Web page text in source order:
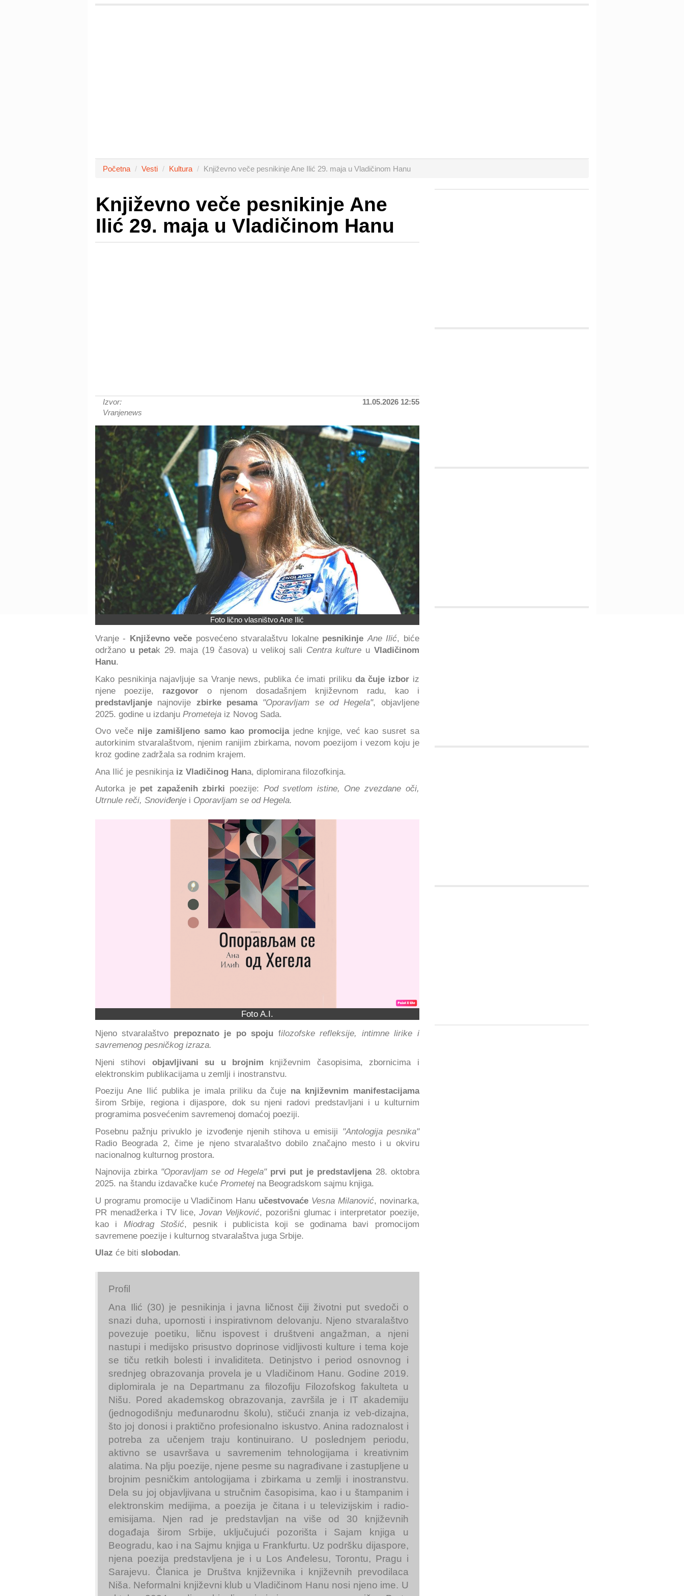
Početna Vesti Kultura Književno veče pesnikinje Ane Ilić 29. maja u Vladičinom Hanu
Književno veče pesnikinje Ane
Ilić 29. maja u Vladičinom Hanu
Izvor:
Vranjenews
11.05.2026 12:55
Foto lično vlasništvo Ane Ilić
Vranje - Književno veče posvećeno stvaralaštvu lokalnepesnikinje Ane Ilić, biće
održano u petak 29. maja (19 časova) u velikoj sali Centra kulture u Vladičinom
Hanu.
Kako pesnikinja najavljuje sa Vranje news, publika će imati priliku da čuje izbor iz
njene poezije, razgovoro njenom dosadašnjem književnom radu, kao i
predstavljanje najnovije zbirke pesama "Oporavljam se od Hegela", objavljene
2025. godine u izdanju Prometeja iz Novog Sada.
Ovo veče nije zamišljeno samo kao promocijajedne knjige, već kao susret sa
autorkinim stvaralaštvom, njenim ranijim zbirkama, novom poezijom i vezom koju je
kroz godine zadržala sa rodnim krajem.
Ana Ilić je pesnikinja iz Vladičinog Hana, diplomirana filozofkinja.
Autorka je pet zapaženih zbirki poezije: Pod svetlom istine, One zvezdane oči,
Utrnule reči, Snoviđenje i Oporavljam se od Hegela.
Foto A.I.
Njeno stvaralaštvo prepoznato je po spoju filozofske refleksije, intimne lirike i
savremenog pesničkog izraza.
Njeni stihovi objavljivani su u brojnim književnim časopisima, zbornicima i
elektronskim publikacijama u zemlji i inostranstvu.
Poeziju Ane Ilić publika je imala priliku da čuje na književnim manifestacijama
širom Srbije, regiona i dijaspore, dok su njeni radovi predstavljani i u kulturnim
programima posvećenim savremenoj domaćoj poeziji.
Posebnu pažnju privuklo je izvođenje njenih stihova u emisiji "Antologija pesnika"
Radio Beograda 2, čime je njeno stvaralaštvo dobilo značajno mesto i u okviru
nacionalnog kulturnog prostora.
Najnovija zbirka "Oporavljam se od Hegela" prvi put je predstavljena28. oktobra
2025. na štandu izdavačke kuće Prometej na Beogradskom sajmu knjiga.
U programu promocije u Vladičinom Hanu učestvovaće Vesna Milanović, novinarka,
PR menadžerka i TV lice,Jovan Veljković, pozorišni glumac i interpretator poezije,
kao i Miodrag Stošić, pesnik i publicista koji se godinama bavi promocijom
savremene poezije i kulturnog stvaralaštva juga Srbije.
Ulaz će biti slobodan.
Profil
Ana Ilić (30) je pesnikinja i javna ličnost čiji životni put svedoči o
snazi duha, upornosti i inspirativnom delovanju. Njeno stvaralaštvo
povezuje poetiku, ličnu ispovest i društveni angažman, a njeni
nastupi i medijsko prisustvo doprinose vidljivosti kulture i tema koje
se tiču retkih bolesti i invaliditeta. Detinjstvo i period osnovnog i
srednjeg obrazovanja provela je u Vladičinom Hanu. Godine 2019.
diplomirala je na Departmanu za filozofiju Filozofskog fakulteta u
Nišu. Pored akademskog obrazovanja, završila je i IT akademiju
(jednogodišnju međunarodnu školu), stičući znanja iz veb-dizajna,
što joj donosi i praktično profesionalno iskustvo. Anina radoznalost i
potreba za učenjem traju kontinuirano. U poslednjem periodu,
aktivno se usavršava u savremenim tehnologijama i kreativnim
alatima. Na plju poezije, njene pesme su nagrađivane i zastupljene u
brojnim pesničkim antologijama i zbirkama u zemlji i inostranstvu.
Dela su joj objavljivana u stručnim časopisima, kao i u štampanim i
elektronskim medijima, a poezija je čitana i u televizijskim i radio-
emisijama. Njen rad je predstavljan na više od 30 književnih
događaja širom Srbije, uključujući pozorišta i Sajam knjiga u
Beogradu, kao i na Sajmu knjiga u Frankfurtu. Uz podršku dijaspore,
njena poezija predstavljena je i u Los Anđelesu, Torontu, Pragu i
Sarajevu. Članica je Društva književnika i književnih prevodilaca
Niša. Neformalni književni klub u Vladičinom Hanu nosi njeno ime. U